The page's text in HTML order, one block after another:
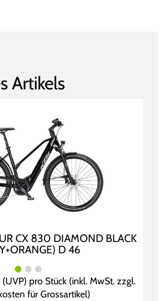
Artikels
CX 830 DIAMOND BLACK
D 46
(UVP) pro Stück (inkl. MwSt. zzgl.
für Grossartikel)